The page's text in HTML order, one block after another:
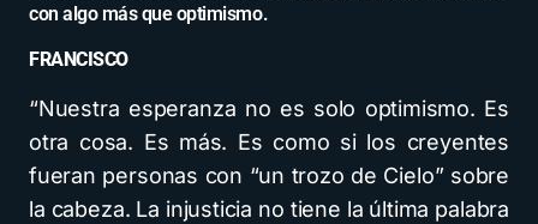
con algo más que optimismo.
FRANCISCO
“Nuestra esperanza no es solo optimismo. Es
otra cosa. Es más. Es como si los creyentes
fueran personas con “un trozo de Cielo” sobre
la cabeza. La injusticia no tiene la última palabra